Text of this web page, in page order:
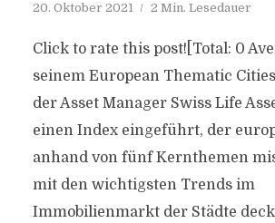
20. Oktober 2021 2 Min. Lesedauer
Click to rate this post![Total: 0
seinem European Thematic
der Asset Manager Swiss Life
einen Index eingeführt, der
anhand von fünf Kernthemen
mit den wichtigsten Trends im
Immobilienmarkt der Städte